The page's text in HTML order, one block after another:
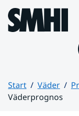
Hoppa till sidans
Start Väder
Väderprognos